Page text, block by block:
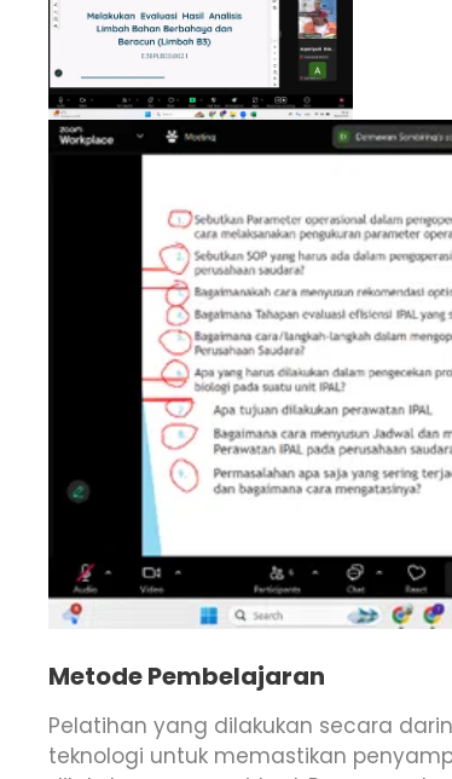
Metode Pembelajaran
Pelatihan yang dilakukan secara
teknologi untuk memastikan